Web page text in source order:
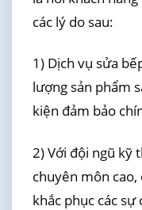
các lý do sau:
1) Dịch vụ sửa
lượng sản phẩm
kiện đảm bảo
2) Với đội ngũ kỹ
chuyên môn
khắc phục các